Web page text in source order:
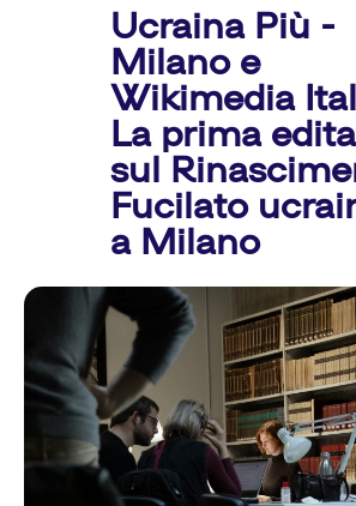
Ucraina Più -
Milano e
Wikimedia
La prima
sul
Fucilato
a Milano